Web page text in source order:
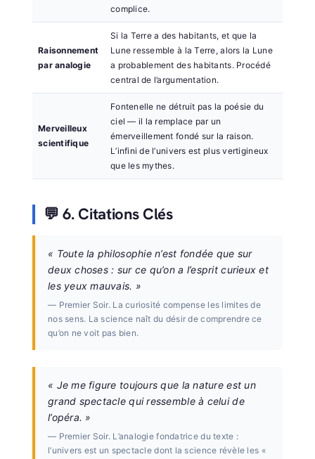
complice.
Raisonnement
par analogie
Si la Terre a des habitants, et que la
Lune ressemble à la Terre, alors la Lune
a probablement des habitants. Procédé
central de l’argumentation.
Merveilleux
scientifique
Fontenelle ne détruit pas la poésie du
ciel — il la remplace par un
émerveillement fondé sur la raison.
L’infini de l’univers est plus vertigineux
que les mythes.
💬 6. Citations Clés
« Toute la philosophie n’est fondée que sur
deux choses : sur ce qu’on a l’esprit curieux et
les yeux mauvais. »
— Premier Soir. La curiosité compense les limites de
nos sens. La science naît du désir de comprendre ce
qu’on ne voit pas bien.
« Je me figure toujours que la nature est un
grand spectacle qui ressemble à celui de
l’opéra. »
— Premier Soir. L’analogie fondatrice du texte :
l’univers est un spectacle dont la science révèle les «